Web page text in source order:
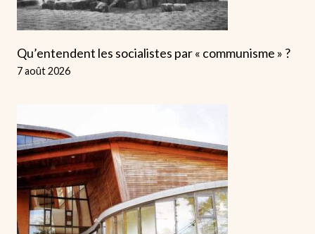
Qu’entendent les socialistes par « communisme » ?
7 août 2026